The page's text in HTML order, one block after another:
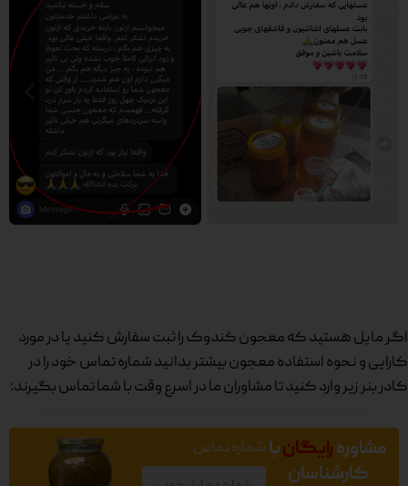
اگر مایل هستید که معجون کندوک را ثبت سفارش کنید یا در مورد
کارایی و نحوه استفاده معجون بیشتر بدانید شماره تماس خود را در
کادر بنر زیر وارد کنید تا مشاوران ما در اسرع وقت با شما تماس بگیرند:
مشاورهرایگانبا
کارشناسان
شماره تماس